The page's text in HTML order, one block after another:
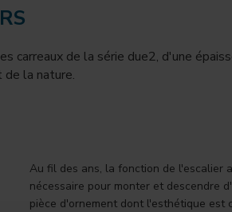
carreaux de la série due2, d'une
la nature.
Au fil des ans, la fonction de l'escalier
nécessaire pour monter et descendre
pièce d'ornement dont l'esthétique est